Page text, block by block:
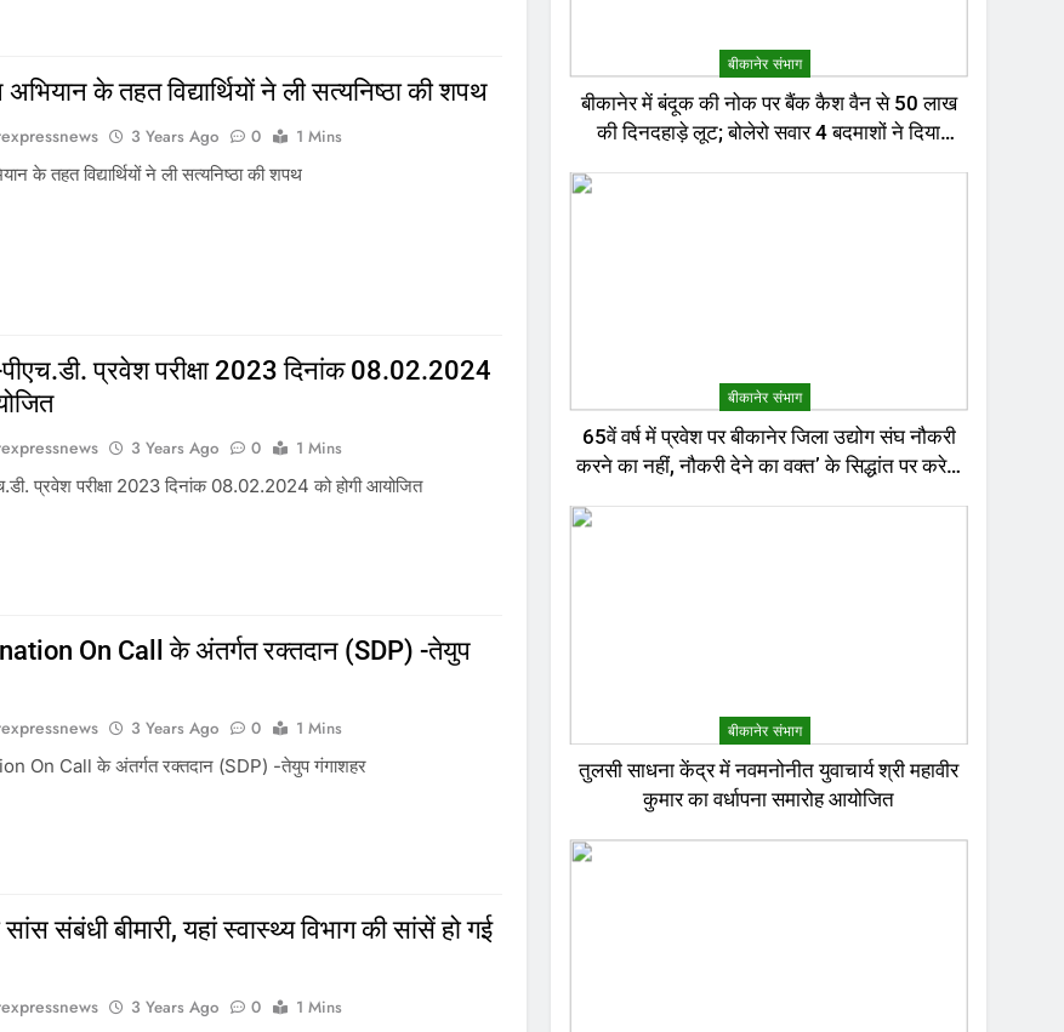
के तहत विद्यार्थियों ने ली सत्यनिष्ठा की शपथ
3 Years Ago 0
1 Mins
के तहत विद्यार्थियों ने ली सत्यनिष्ठा की शपथ
प्रवेश परीक्षा 2023 दिनांक 08.02.2024
3 Years Ago 0
1 Mins
प्रवेश परीक्षा 2023 दिनांक 08.02.2024 को होगी आयोजित
On Call के अंतर्गत रक्तदान (SDP) -तेयुप
3 Years Ago 0
1 Mins
On Call के अंतर्गत रक्तदान (SDP) -तेयुप गंगाशहर
संबंधी बीमारी, यहां स्वास्थ्य विभाग की सांसें हो गई
3 Years Ago 0
1 Mins
बीकानेर संभाग
बीकानेर में बंदूक की नोक पर बैंक कैश वैन से 50 लाख
की दिनदहाड़े लूट; बोलेरो सवार 4 बदमाशों ने दिया
बीकानेर संभाग
65वें वर्ष में प्रवेश पर बीकानेर जिला उद्योग संघ नौकरी
करने का नहीं, नौकरी देने का वक्त’ के सिद्धांत पर करेगा
बीकानेर संभाग
तुलसी साधना केंद्र में नवमनोनीत युवाचार्य श्री महावीर
कुमार का वर्धापना समारोह आयोजित